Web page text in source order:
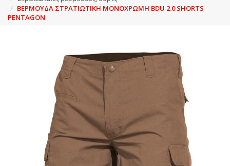
ΒΕΡΜΟΥΔΑ ΣΤΡΑΤΙΩΤΙΚΗ ΜΟΝΟΧΡΩΜΗ BDU 2.0 SHORTS
PENTAGON